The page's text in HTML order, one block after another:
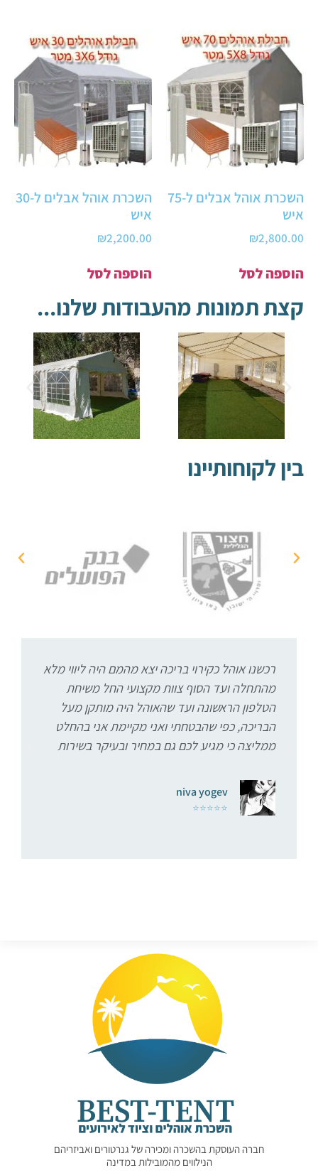
השכרת אוהל אבלים ל-75
איש
₪2,800.00
הוספה לסל
השכרת אוהל אבלים ל-30
איש
₪2,200.00
הוספה לסל
קצת תמונות מהעבודות שלנו...
בין לקוחותיינו
רכשנו אוהל כקירוי בריכה יצא מהמם היה ליווי מלא
מהתחלה ועד הסוף צוות מקצועי החל משיחת
הטלפון הראשונה ועד שהאוהל היה מותקן מעל
הבריכה, כפי שהבטחתי ואני מקיימת אני בהחלט
ממליצה כי מגיע לכם גם במחיר ובעיקר בשירות
niva yogev
⭐⭐⭐⭐⭐
חברה העוסקת בהשכרה ומכירה של גנרטורים ואביזריהם
הנילווים מהמובילות במדינה